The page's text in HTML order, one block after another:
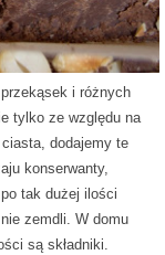
i różnych
tylko ze względu na
dodajemy te
konserwanty,
tak dużej ilości
zemdli. W domu
są składniki.